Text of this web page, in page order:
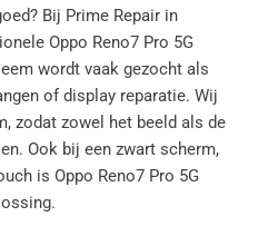
Bij Prime Repair in
Oppo Reno7 Pro 5G
wordt vaak gezocht als
of display reparatie. Wij
zodat zowel het beeld als de
Ook bij een zwart scherm,
is Oppo Reno7 Pro 5G